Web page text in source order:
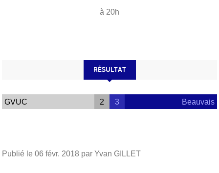
à 20h
RÉSULTAT
GVUC 2 3 Beauvais
Publié le 06 févr. 2018 par Yvan GILLET